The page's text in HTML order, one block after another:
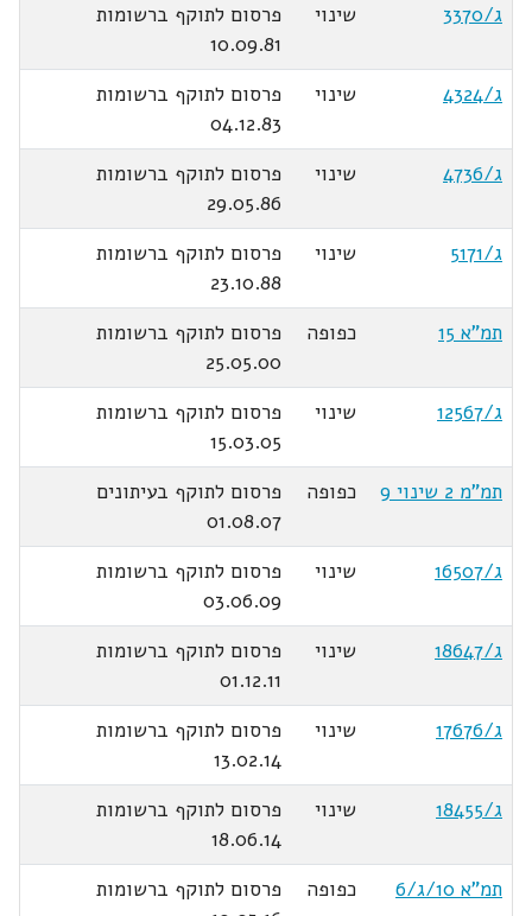
ג/3370
שינוי
פרסום לתוקף ברשומות
10.09.81
ג/4324
שינוי
פרסום לתוקף ברשומות
04.12.83
ג/4736
שינוי
פרסום לתוקף ברשומות
29.05.86
ג/5171
שינוי
פרסום לתוקף ברשומות
23.10.88
תמ"א 15
כפופה
פרסום לתוקף ברשומות
25.05.00
ג/12567
שינוי
פרסום לתוקף ברשומות
15.03.05
תמ"מ 2 שינוי 9
כפופה
פרסום לתוקף בעיתונים
01.08.07
ג/16507
שינוי
פרסום לתוקף ברשומות
03.06.09
ג/18647
שינוי
פרסום לתוקף ברשומות
01.12.11
ג/17676
שינוי
פרסום לתוקף ברשומות
13.02.14
ג/18455
שינוי
פרסום לתוקף ברשומות
18.06.14
תמ"א 10/ג/6
כפופה
פרסום לתוקף ברשומות